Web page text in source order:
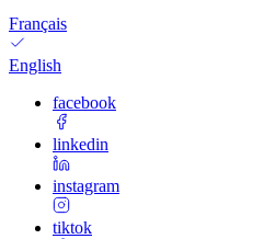
Français
English
facebook
linkedin
instagram
tiktok